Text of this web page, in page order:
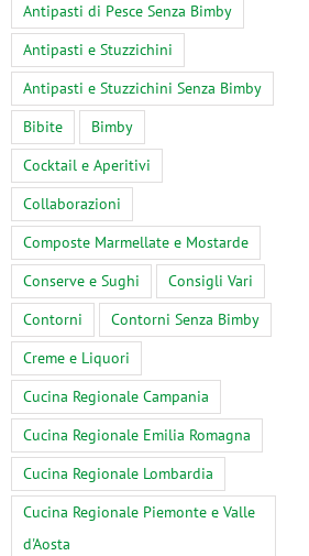
Antipasti di Pesce Senza Bimby
Antipasti e Stuzzichini
Antipasti e Stuzzichini Senza Bimby
Bibite
Bimby
Cocktail e Aperitivi
Collaborazioni
Composte Marmellate e Mostarde
Conserve e Sughi
Consigli Vari
Contorni
Contorni Senza Bimby
Creme e Liquori
Cucina Regionale Campania
Cucina Regionale Emilia Romagna
Cucina Regionale Lombardia
Cucina Regionale Piemonte e Valle
d'Aosta